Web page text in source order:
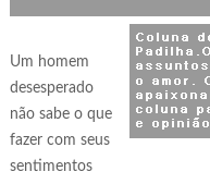
Um homem
desesperado
não sabe o que
fazer com seus
sentimentos